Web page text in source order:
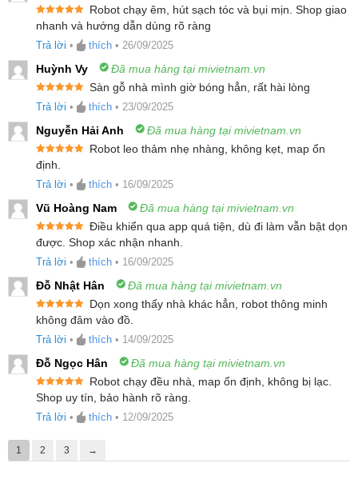
bẩn cứng đầu
Trang bị hệ thống chống rối kép hiện đại
Công nghệ nhận diện thảm bằng sóng siêu âm
Cảm biến tránh vật cản Reactive Tech – Di
chuyển linh hoạt, hạn chế va chạm
Điều hướng Precise LiDAR – Lập bản đồ thông
minh, tối ưu lộ trình làm sạch
Lập bản đồ đa tầng, lên lịch làm sạch thông
minh
Điều khiển dễ dàng qua ứng dụng Roborock
Lực hút HyperForce 10.000Pa cho sức mạnh
làm sạch vượt trội
Robot hút bụi lau nhàRoborock Q10 VF được trang
bị công nghệ HyperForce với lực hút mạnh mẽ lên
đến 10.000 Pa, giúp loại bỏ bụi bẩn, lông thú và
mảnh vụn một cách nhanh chóng. Với sức hút này,
robot không chỉ làm sạch hiệu quả trên sàn cứng mà
còn len lỏi sâu vào từng sợi thảm, đánh bay bụi bẩn
cứng đầu. Dù là bụi mịn hay mảnh vụn lớn, Roborock
Q10 VF đều xử lý gọn gàng, mang đến không gian
Được xếp
hạng55
sao
Robot chạy êm, hút sạch tóc và bụi mịn. Shop giao
nhanh và hướng dẫn dùng rõ ràng
Trả lời • thích • 26/09/2025
Huỳnh Vy Đã mua hàng tại mivietnam.vn
hạng55
Sàn gỗ nhà mình giờ bóng hẳn, rất hài lòng
Trả lời • thích • 23/09/2025
Nguyễn Hải Anh Đã mua hàng tại mivietnam.vn
Được xếp
hạng5
sao
Robot leo thảm nhẹ nhàng, không kẹt, map ổn
định.
Trả lời • thích • 16/09/2025
Vũ Hoàng Nam Đã mua hàng tại mivietnam.vn
Được xếp
hạng 55
sao
Điều khiển qua app quá tiện, dù đi làm vẫn bật dọn
được. Shop xác nhận nhanh.
Trả lời • thích • 16/09/2025
Đỗ Nhật Hân Đã mua hàng tại mivietnam.vn
Được xếp
hạng55
sao
Dọn xong thấy nhà khác hẳn, robot thông minh
không đâm vào đồ.
Trả lời • thích • 14/09/2025
Đỗ Ngọc Hân Đã mua hàng tại mivietnam.vn
Được xếp
hạng5 5
sao
Robot chạy đều nhà, map ổn định, không bị lạc.
Shop uy tín, bảo hành rõ ràng.
Trả lời • thích • 12/09/2025
1 2 3 →